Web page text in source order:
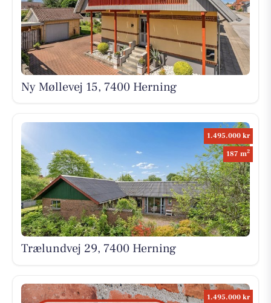
Ny Møllevej 15, 7400 Herning
1.495.000 kr
187 m2
Trælundvej 29, 7400 Herning
1.495.000 kr